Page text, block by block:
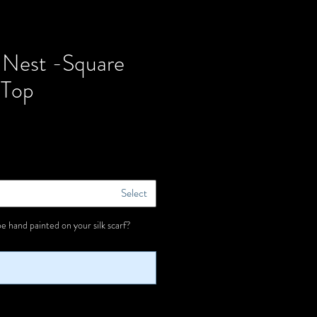
-Square
Select
hand painted on your silk scarf?